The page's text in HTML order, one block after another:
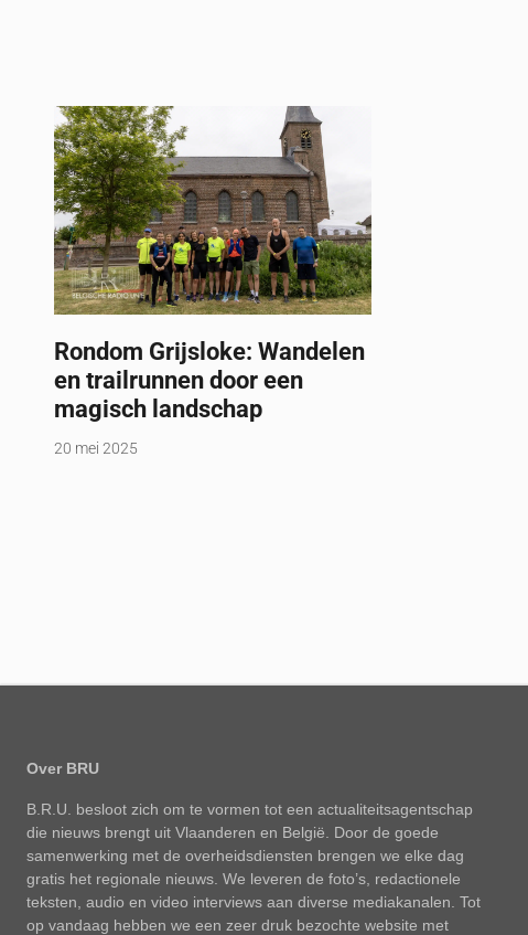
Rondom Grijsloke: Wandelen
en trailrunnen door een
magisch landschap
20 mei 2025
Over BRU
B.R.U. besloot zich om te vormen tot een actualiteitsagentschap
die nieuws brengt uit Vlaanderen en België. Door de goede
samenwerking met de overheidsdiensten brengen we elke dag
gratis het regionale nieuws. We leveren de foto’s, redactionele
teksten, audio en video interviews aan diverse mediakanalen. Tot
op vandaag hebben we een zeer druk bezochte website met